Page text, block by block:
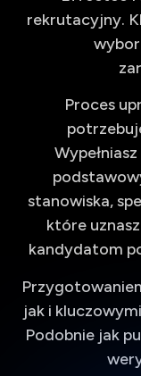
rekrutacyjny.
Proces
stanowiska,
które
kandydatom
jak i
Podobnie jak